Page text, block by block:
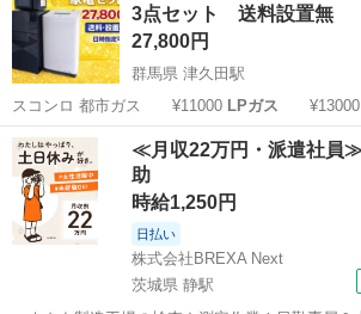
3点セット 送料設置無
27,800円
群馬県 津久田駅
スコンロ 都市ガス ¥11000 LPガス ¥13000
群馬 渋川市 津久田駅 キッチン家電
≪月収22万円・派遣社員
助
時給1,250円
日払い
株式会社BREXA Next
茨城県 静駅